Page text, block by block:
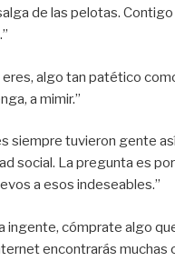
de las pelotas.
eres, algo tan patético
a mimir.”
siempre tuvieron gente
social. La pregunta es
a esos indeseables.”
ingente, cómprate algo
encontrarás muchas